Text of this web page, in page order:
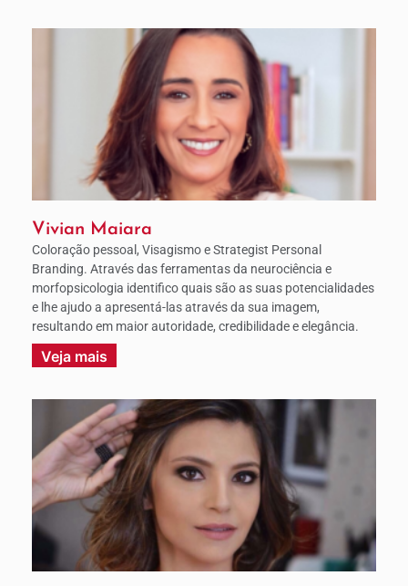
Vivian Maiara
Coloração pessoal, Visagismo e Strategist Personal
Branding. Através das ferramentas da neurociência e
morfopsicologia identifico quais são as suas potencialidades
e lhe ajudo a apresentá-las através da sua imagem,
resultando em maior autoridade, credibilidade e elegância.
Veja mais